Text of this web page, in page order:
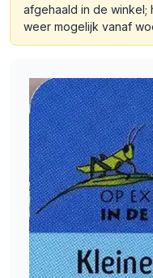
afgehaald in de winkel;
weer mogelijk vanaf